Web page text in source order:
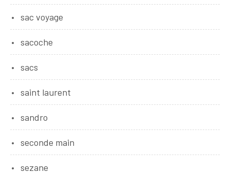
sac voyage
sacoche
sacs
saint laurent
sandro
seconde main
sezane